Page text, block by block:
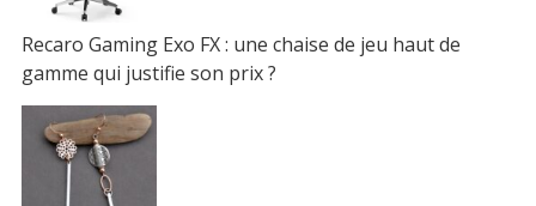
Recaro Gaming Exo FX : une chaise de jeu haut de
gamme qui justifie son prix ?